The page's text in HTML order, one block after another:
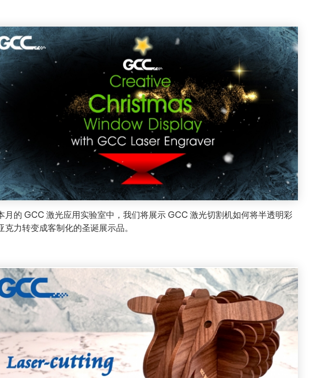
月的 GCC 激光应用实验室中，我们将展示 GCC 激光切割机如何将半透明彩
克力转变成客制化的圣诞展示品。